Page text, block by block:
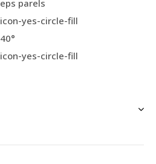
eps parels
icon-yes-circle-fill
40°
icon-yes-circle-fill